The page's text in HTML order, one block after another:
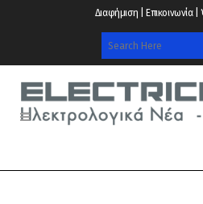
Διαφήμιση | Επικοινωνία